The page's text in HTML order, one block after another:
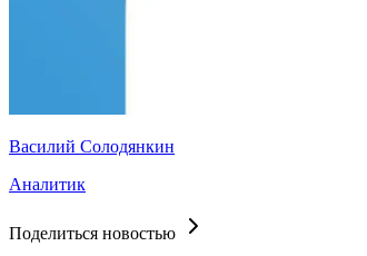
Василий Солодянкин
Аналитик
Поделиться новостью